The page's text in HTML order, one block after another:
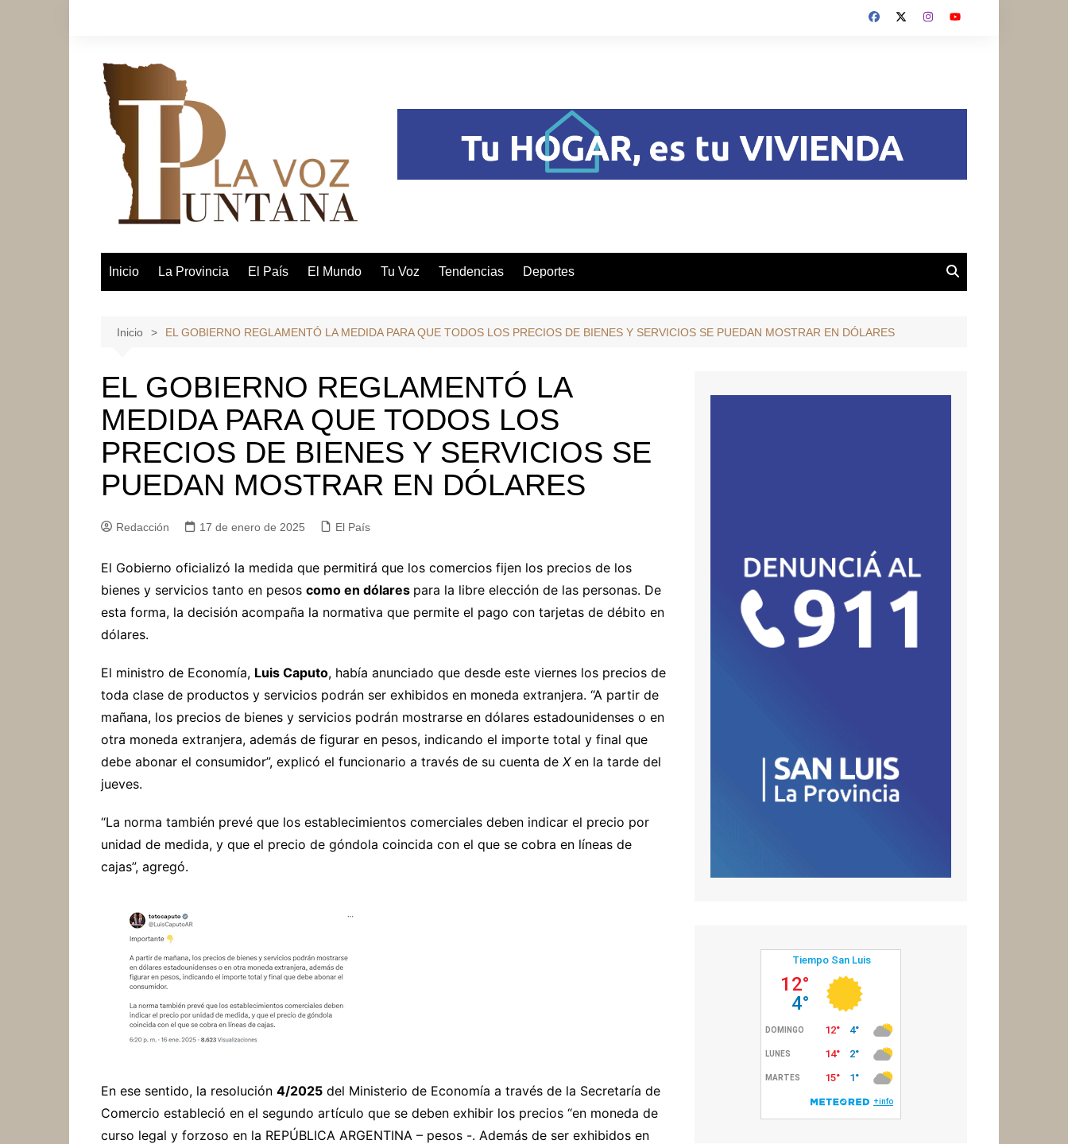
Inicio La Provincia El País El Mundo Tu Voz Tendencias Deportes
Inicio EL GOBIERNO REGLAMENTÓ LA MEDIDA PARA QUE TODOS LOS PRECIOS DE BIENES Y SERVICIOS SE PUEDAN MOSTRAR EN DÓLARES
EL GOBIERNO REGLAMENTÓ LA
MEDIDA PARA QUE TODOS LOS
PRECIOS DE BIENES Y SERVICIOS SE
PUEDAN MOSTRAR EN DÓLARES
Redacción 17 de enero de 2025 El País
El Gobierno oficializó la medida que permitirá que los comercios fijen los precios de los
bienes y servicios tanto en pesos como en dólares para la libre elección de las personas. De
esta forma, la decisión acompaña la normativa que permite el pago con tarjetas de débito en
dólares.
El ministro de Economía, Luis Caputo, había anunciado que desde este viernes los precios de
toda clase de productos y servicios podrán ser exhibidos en moneda extranjera. “A partir de
mañana, los precios de bienes y servicios podrán mostrarse en dólares estadounidenses o en
otra moneda extranjera, además de figurar en pesos, indicando el importe total y final que
debe abonar el consumidor”, explicó el funcionario a través de su cuenta de Xen la tarde del
jueves.
“La norma también prevé que los establecimientos comerciales deben indicar el precio por
unidad de medida, y que el precio de góndola coincida con el que se cobra en líneas de
cajas”, agregó.
En ese sentido, la resolución 4/2025 del Ministerio de Economía a través de la Secretaría de
Comercio estableció en el segundo artículo que se deben exhibir los precios “en moneda de
curso legal y forzoso en la REPÚBLICA ARGENTINA – pesos -. Además de ser exhibidos en